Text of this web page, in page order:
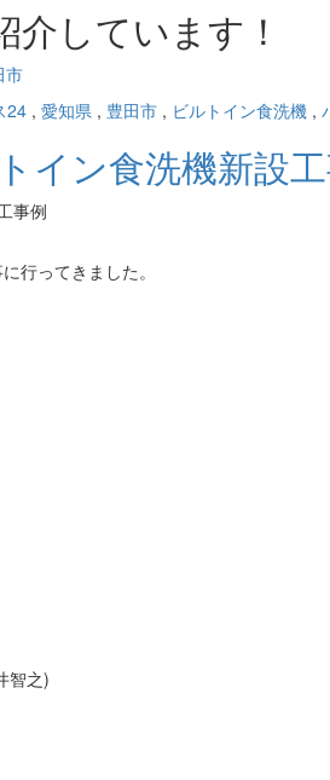
しています！
市
24 , 愛知県 , 豊田市 , ビルトイン食洗機 ,
イン食洗機新設
事例
行ってきました。
智之)